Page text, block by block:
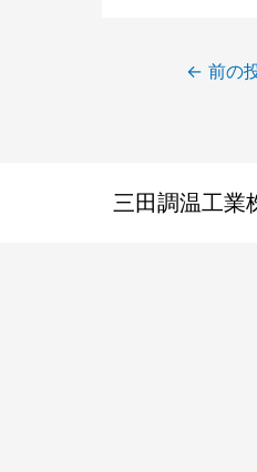
← 前の
三田調温工業